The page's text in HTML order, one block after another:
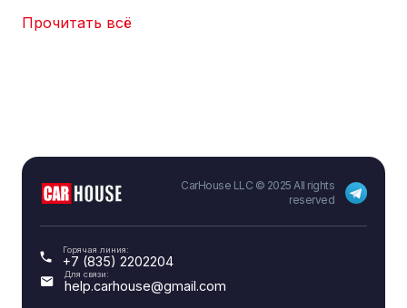
Прочитать всё
CarHouse LLC © 2025 All rights
reserved
Горячая линия:
+7 (835) 2202204
Для связи:
help.carhouse@gmail.com